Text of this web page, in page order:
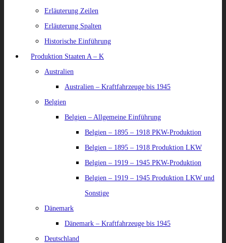
Erläuterung Zeilen
Erläuterung Spalten
Historische Einführung
Produktion Staaten A – K
Australien
Australien – Kraftfahrzeuge bis 1945
Belgien
Belgien – Allgemeine Einführung
Belgien – 1895 – 1918 PKW-Produktion
Belgien – 1895 – 1918 Produktion LKW
Belgien – 1919 – 1945 PKW-Produktion
Belgien – 1919 – 1945 Produktion LKW und
Sonstige
Dänemark
Dänemark – Kraftfahrzeuge bis 1945
Deutschland